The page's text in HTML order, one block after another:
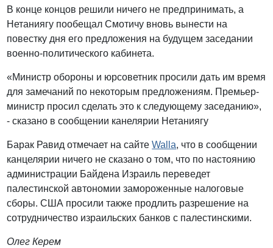
В конце концов решили ничего не предпринимать, а
Нетаниягу пообещал Смотичу вновь вынести на
повестку дня его предложения на будущем заседании
военно-политического кабинета.
«Министр обороны и юрсоветник просили дать им время
для замечаний по некоторым предложениям. Премьер-
министр просил сделать это к следующему заседанию»,
- сказано в сообщении канелярии Нетаниягу
Барак Равид отмечает на сайтеWalla, что в сообщении
канцелярии ничего не сказано о том, что по настоянию
администрации Байдена Израиль переведет
палестинской автономии замороженные налоговые
сборы. США просили также продлить разрешение на
сотрудничество израильских банков с палестинскими.
Олег Керем